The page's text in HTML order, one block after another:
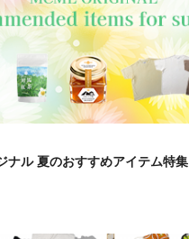
ナル 夏のおすすめアイテム特集